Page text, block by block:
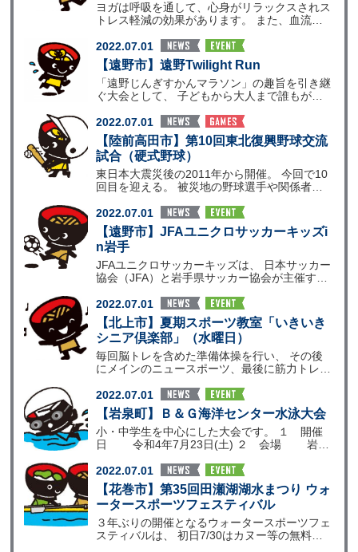
ヨガは呼吸を通して、心身がリラックスされス
トレス軽減の効果があります。 また、血流が
2022.07.01
【遠野市】遠野Twilight Run
「遠野じんぎすかんマラソン」の趣旨を引き継
ぐ大会として、 子どもから大人まで誰もが気
2022.07.01
【陸前高田市】第10回東北復興野球交流
試合（硬式野球）
東日本大震災後の2011年から開催。 今回で10
回目を迎える。 被災地の野球選手や関係者が
2022.07.01
【遠野市】JFAユニクロサッカーキッズi
n岩手
JFAユニクロサッカーキッズは、 日本サッカー
協会（JFA）と岩手県サッカー協会が主催する
2022.07.01
【北上市】夏期スポーツ教室「いきいき
シニア倶楽部」（水曜日）
毎回脳トレを含めた準備体操を行い、 その後
にメインのニュースポーツ、最後に筋力トレー
2022.07.01
【岩泉町】Ｂ＆Ｇ海洋センター水泳大会
小・中学生を中心にした大会です。 １ 開催
日 令和4年7月23日(土) ２ 会場 岩泉
2022.07.01
【花巻市】第35回田瀬湖湖水まつり ウォ
ータースポーツフェスティバル
３年ぶりの開催となるウォータースポーツフェ
スティバルは、 初日7/30はカヌー等の無料体